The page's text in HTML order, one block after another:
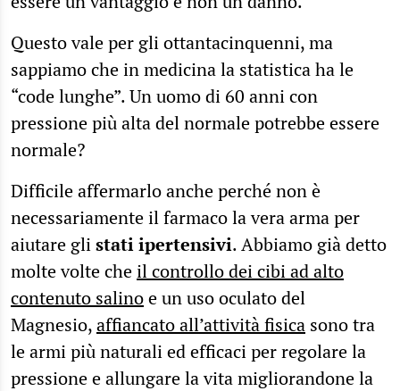
Questo vale per gli ottantacinquenni, ma
sappiamo che in medicina la statistica ha le
“code lunghe”. Un uomo di 60 anni con
pressione più alta del normale potrebbe essere
normale?
Difficile affermarlo anche perché non è
necessariamente il farmaco la vera arma per
aiutare glistati ipertensivi. Abbiamo già detto
molte volte cheil controllo dei cibi ad alto
contenuto salinoe un uso oculato del
Magnesio,affiancato all’attività fisica sono tra
le armi più naturali ed efficaci per regolare la
pressione e allungare la vita migliorandone la